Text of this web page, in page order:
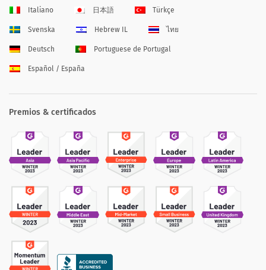
Italiano 日本語 Türkçe
Svenska Hebrew IL ไทย
Deutsch Portuguese de Portugal
Español / España
Premios & certificados